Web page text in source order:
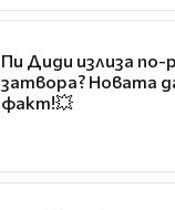
Пи Диди излиза по-
затвора? Новата
факт!💥